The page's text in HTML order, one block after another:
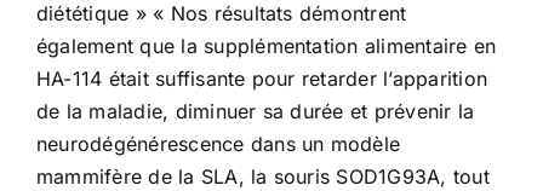
diététique » « Nos résultats démontrent
également que la supplémentation alimentaire en
HA-114 était suffisante pour retarder l’apparition
de la maladie, diminuer sa durée et prévenir la
neurodégénérescence dans un modèle
mammifère de la SLA, la souris SOD1G93A, tout